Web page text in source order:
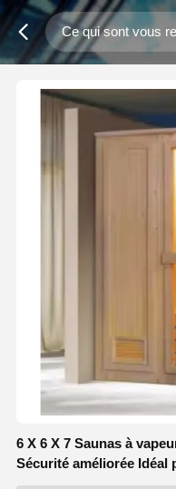
6 X 6 X 7 Saunas à
Sécurité améliorée Idéal